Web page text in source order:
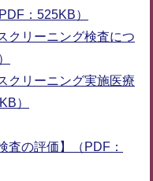
：525KB）
クリーニング検査につ
クリーニング実施医療
）
査の評価】（PDF：